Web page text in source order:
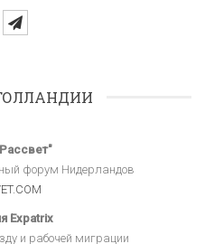
форум Нидерландов
Expatrix
и рабочей миграции